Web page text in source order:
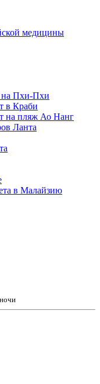
медицины
на Пхи-Пхи
в Краби
на пляж Ао Нанг
Ланта
в Малайзию